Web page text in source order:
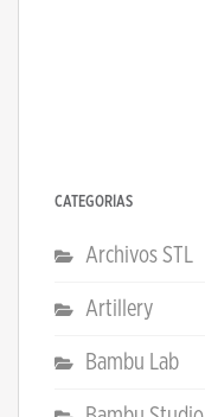
CATEGORÍAS
Archivos STL
Artillery
Bambu Lab